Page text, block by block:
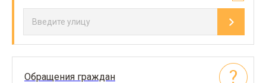
Обращения граждан